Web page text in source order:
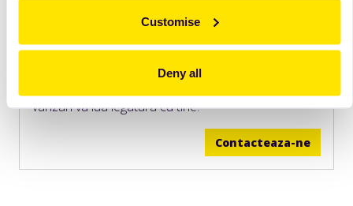
Customise
Deny all
Vrei sa afli mai multe informatii?
vanzari va lua legatura cu tine.
Contacteaza-ne